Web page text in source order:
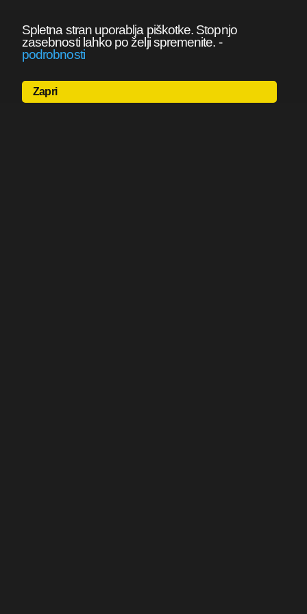
Spletna stran uporablja piškotke. Stopnjo
zasebnosti lahko po želji spremenite. -
podrobnosti
Zapri